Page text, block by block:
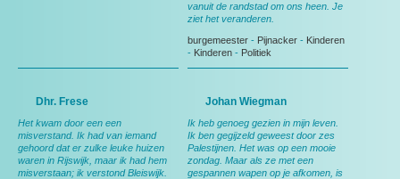
vanuit de randstad om ons heen. Je
ziet het veranderen.
burgemeester - Pijnacker - Kinderen
- Kinderen - Politiek
Dhr. Frese
Het kwam door een een
misverstand. Ik had van iemand
gehoord dat er zulke leuke huizen
waren in Rijswijk, maar ik had hem
misverstaan; ik verstond Bleiswijk.
Johan Wiegman
Ik heb genoeg gezien in mijn leven.
Ik ben gegijzeld geweest door zes
Palestijnen. Het was op een mooie
zondag. Maar als ze met een
gespannen wapen op je afkomen, is